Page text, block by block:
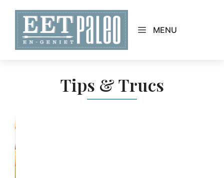
content
MENU
Tips & Trucs